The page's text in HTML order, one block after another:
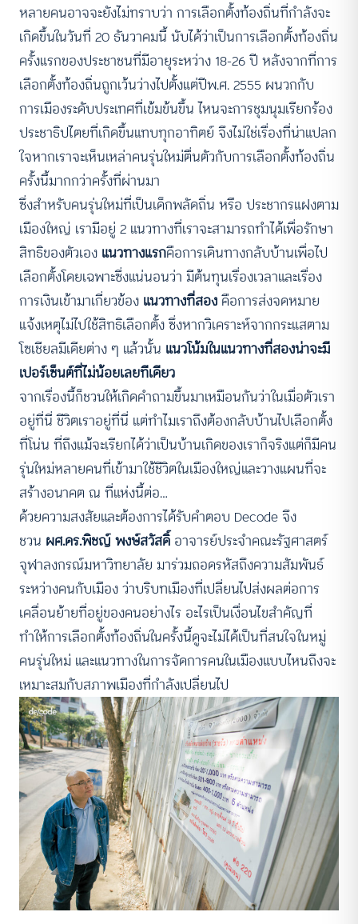
หลายคนอาจจะยังไม่ทราบว่า การเลือกตั้งท้องถิ่นที่กำลังจะ
เกิดขึ้นในวันที่ 20 ธันวาคมนี้ นับได้ว่าเป็นการเลือกตั้งท้องถิ่น
ครั้งแรกของประชาชนที่มีอายุระหว่าง 18-26 ปี หลังจากที่การ
เลือกตั้งท้องถิ่นถูกเว้นว่างไปตั้งแต่ปีพ.ศ. 2555 ผนวกกับ
การเมืองระดับประเทศที่เข้มข้นขึ้น ไหนจะการชุมนุมเรียกร้อง
ประชาธิปไตยที่เกิดขึ้นแทบทุกอาทิตย์ จึงไม่ใช่เรื่องที่น่าแปลก
ใจหากเราจะเห็นเหล่าคนรุ่นใหม่ตื่นตัวกับการเลือกตั้งท้องถิ่น
ครั้งนี้มากกว่าครั้งที่ผ่านมา
ซึ่งสำหรับคนรุ่นใหม่ที่เป็นเด็กพลัดถิ่น หรือ ประชากรแฝงตาม
เมืองใหญ่ เรามีอยู่ 2 แนวทางที่เราจะสามารถทำได้เพื่อรักษา
สิทธิของตัวเอง แนวทางแรกคือการเดินทางกลับบ้านเพื่อไป
เลือกตั้งโดยเฉพาะซึ่งแน่นอนว่า มีต้นทุนเรื่องเวลาและเรื่อง
การเงินเข้ามาเกี่ยวข้อง แนวทางที่สองคือการส่งจดหมาย
แจ้งเหตุไม่ไปใช้สิทธิเลือกตั้ง ซึ่งหากวิเคราะห์จากกระแสตาม
โซเชียลมีเดียต่าง ๆ แล้วนั้น แนวโน้มในแนวทางที่สองน่าจะมี
เปอร์เซ็นต์ที่ไม่น้อยเลยทีเดียว
จากเรื่องนี้ก็ชวนให้เกิดคำถามขึ้นมาเหมือนกันว่าในเมื่อตัวเรา
อยู่ที่นี่ ชีวิตเราอยู่ที่นี่ แต่ทำไมเราถึงต้องกลับบ้านไปเลือกตั้ง
ที่โน่น ที่ถึงแม้จะเรียกได้ว่าเป็นบ้านเกิดของเราก็จริงแต่ก็มีคน
รุ่นใหม่หลายคนที่เข้ามาใช้ชีวิตในเมืองใหญ่และวางแผนที่จะ
สร้างอนาคต ณ ที่แห่งนี้ต่อ…
ด้วยความสงสัยและต้องการได้รับคำตอบ Decode จึง
ชวน ผศ.ดร.พิชญ์ พงษ์สวัสดิ์ อาจารย์ประจำคณะรัฐศาสตร์
จุฬาลงกรณ์มหาวิทยาลัย มาร่วมถอดรหัสถึงความสัมพันธ์
ระหว่างคนกับเมือง ว่าบริบทเมืองที่เปลี่ยนไปส่งผลต่อการ
เคลื่อนย้ายที่อยู่ของคนอย่างไร อะไรเป็นเงื่อนไขสำคัญที่
ทำให้การเลือกตั้งท้องถิ่นในครั้งนี้ดูจะไม่ได้เป็นที่สนใจในหมู่
คนรุ่นใหม่ และแนวทางในการจัดการคนในเมืองแบบไหนถึงจะ
เหมาะสมกับสภาพเมืองที่กำลังเปลี่ยนไป